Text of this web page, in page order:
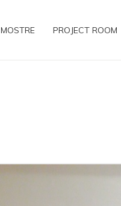
MOSTRE PROJECT ROOM